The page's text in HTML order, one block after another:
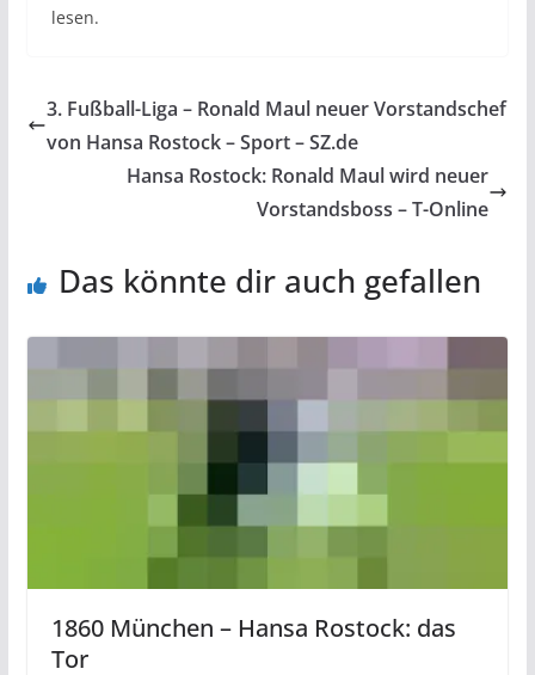
lesen.
3. Fußball-Liga – Ronald Maul neuer Vorstandschef
von Hansa Rostock – Sport – SZ.de
Hansa Rostock: Ronald Maul wird neuer
Vorstandsboss – T-Online
Das könnte dir auch gefallen
1860 München – Hansa Rostock: das
Tor